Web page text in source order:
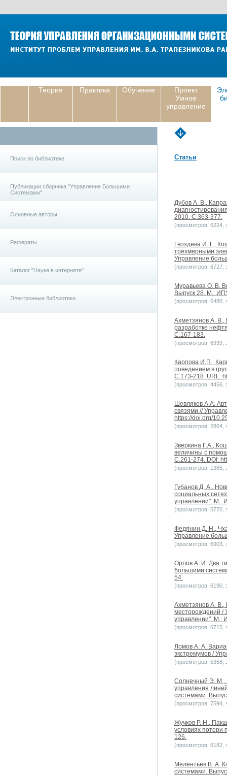
Теория Практика Обучение
Проект
Умное
управление
Поиск по библиотеке
Публикации сборника "Управление Большими
Системами"
Основные авторы
Рефераты
Каталог "Наука в интернете"
Электронные библиотеки
Статьи
Дубов А. В.,
2010. С.363-377.
(просмотров: 6224,
Гвоздева И. Г.,
трехмерными
Управление
(просмотров: 6727,
Муравьева О. В.
Выпуск 28. М.:
(просмотров: 6480,
Ахметзянов А.
разработке
С.167-183.
(просмотров: 6939,
Карпова И.П.,
поведением в
С.173-218. URL:
(просмотров: 4456,
Шевляков А.А.
связями //
https://doi.org/
(просмотров: 2864,
Зверкина Г.А.,
величины с
С.261-274. DOI:
(просмотров: 1385,
Губанов Д. А.,
социальных
управлении". М.:
(просмотров: 5770,
Федянин Д. Н.,
Управление
(просмотров: 6903,
Орлов А. И. Два
большими
54.
(просмотров: 6190,
Ахметзянов А. В.,
месторождений /
управлении". М.:
(просмотров: 6715,
Ломов А. А.
экстремумов /
(просмотров: 5358,
Солнечный Э. М.,
управления
системами.
(просмотров: 7594,
Жучков Р. Н.,
условиях
126.
(просмотров: 6182,
Мелентьев В. А.
системами.